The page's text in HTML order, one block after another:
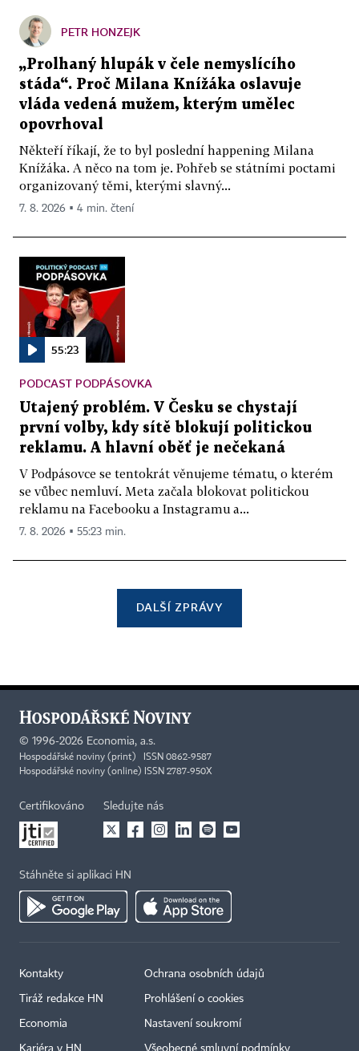
PETR HONZEJK
„Prolhaný hlupák v čele nemyslícího
stáda“. Proč Milana Knížáka oslavuje
vláda vedená mužem, kterým umělec
opovrhoval
Někteří říkají, že to byl poslední happening Milana
Knížáka. A něco na tom je. Pohřeb se státními poctami
organizovaný těmi, kterými slavný...
7. 8. 2026 ▪ 4 min. čtení
55:23
PODCAST PODPÁSOVKA
Utajený problém. V Česku se chystají
první volby, kdy sítě blokují politickou
reklamu. A hlavní oběť je nečekaná
V Podpásovce se tentokrát věnujeme tématu, o kterém
se vůbec nemluví. Meta začala blokovat politickou
reklamu na Facebooku a Instagramu a...
7. 8. 2026 ▪ 55:23 min.
DALŠÍ ZPRÁVY
© 1996-2026 Economia, a.s.
Hospodářské noviny (print) ISSN 0862-9587
Hospodářské noviny (online) ISSN 2787-950X
Certifikováno Sledujte nás
Stáhněte si aplikaci HN
Kontakty
Tiráž redakce HN
Economia
Kariéra v HN
Ochrana osobních údajů
Prohlášení o cookies
Nastavení soukromí
Všeobecné smluvní podmínky